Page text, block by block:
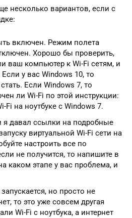
несколько вариантов, если с
включен. Режим полета
Хорошо бы проверить,
ваш компьютер к Wi-Fi сетям, и
у вас Windows 10, то
Если Windows 7, то
ли Wi-Fi по этой инструкции:
Fi на ноутбуке с Windows 7.
я давал ссылки на подробные
виртуальной Wi-Fi сети на
настроить все по
не получится, то напишите в
каком этапе у вас проблема, и
но просто не
то это уже совсем другая
Wi-Fi с ноутбука, а интернет